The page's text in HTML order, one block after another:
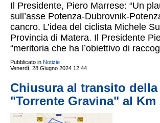
Il Presidente, Piero Marrese: “Un
sull’asse Potenza-Dubrovnik-
cancro. L’idea del ciclista Michele
Provincia di Matera. Il Presidente
“meritoria che ha l’obiettivo di
Pubblicato in Notizie
Venerdì, 28 Giugno 2024 12:44
Chiusura al transito
"Torrente Gravina" al Km